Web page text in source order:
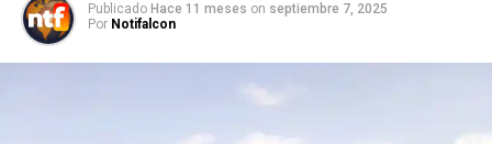
Publicado Hace 11 meses on septiembre 7, 2025
Por Notifalcon